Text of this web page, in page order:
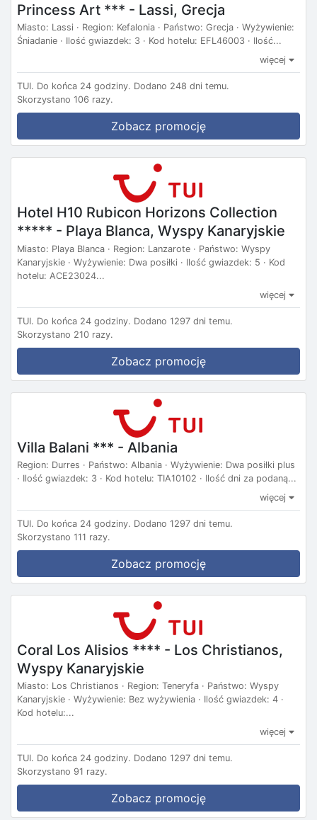
Princess Art *** - Lassi, Grecja
Miasto: Lassi · Region: Kefalonia · Państwo: Grecja · Wyżywienie:
Śniadanie · Ilość gwiazdek: 3 · Kod hotelu: EFL46003 · Ilość...
więcej
TUI. Do końca 24 godziny. Dodano 248 dni temu.
Skorzystano 106 razy.
Zobacz promocję
Hotel H10 Rubicon Horizons Collection
***** - Playa Blanca, Wyspy Kanaryjskie
Miasto: Playa Blanca · Region: Lanzarote · Państwo: Wyspy
Kanaryjskie · Wyżywienie: Dwa posiłki · Ilość gwiazdek: 5 · Kod
hotelu: ACE23024...
więcej
TUI. Do końca 24 godziny. Dodano 1297 dni temu.
Skorzystano 210 razy.
Zobacz promocję
Villa Balani *** - Albania
Region: Durres · Państwo: Albania · Wyżywienie: Dwa posiłki plus
· Ilość gwiazdek: 3 · Kod hotelu: TIA10102 · Ilość dni za podaną...
więcej
TUI. Do końca 24 godziny. Dodano 1297 dni temu.
Skorzystano 111 razy.
Zobacz promocję
Coral Los Alisios **** - Los Christianos,
Wyspy Kanaryjskie
Miasto: Los Christianos · Region: Teneryfa · Państwo: Wyspy
Kanaryjskie · Wyżywienie: Bez wyżywienia · Ilość gwiazdek: 4 ·
Kod hotelu:...
więcej
TUI. Do końca 24 godziny. Dodano 1297 dni temu.
Skorzystano 91 razy.
Zobacz promocję